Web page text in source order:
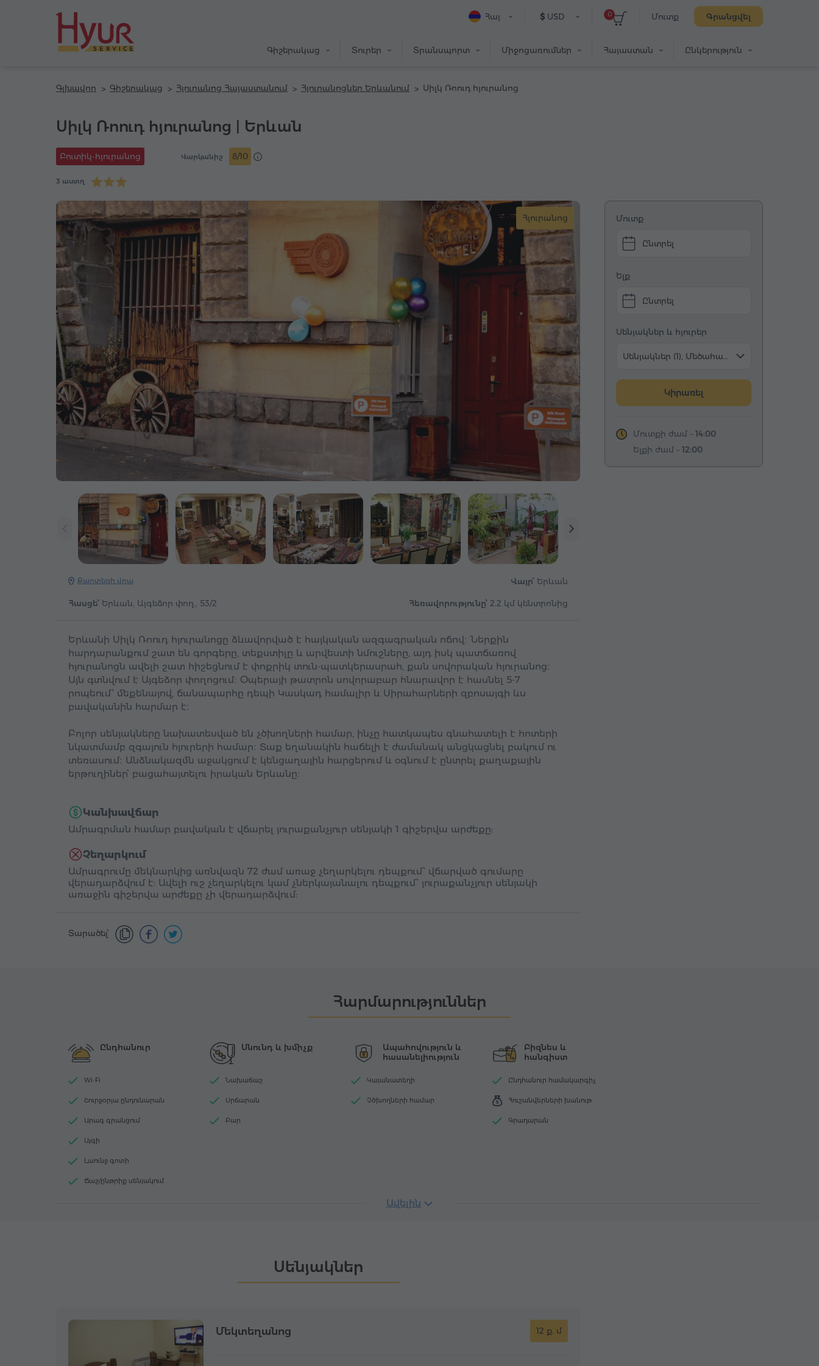
Մուտք Գրանցվել
0
$ USD
Հայ
Գիշերակաց Տուրեր Տրանսպորտ Միջոցառումներ Հայաստան Ընկերություն
Գլխավոր Գիշերակաց Հյուրանոց Հայաստանում Հյուրանոցներ Երևանում Սիլկ Ռոուդ հյուրանոց
Սիլկ Ռոուդ հյուրանոց | Երևան
Բուտիկ-հյուրանոց
3 աստղ
Վարկանիշ 8/10
Հյուրանոց
Քարտեզի վրա Վայր՝ Երևան
Հասցե՝ Երևան, Այգեձոր փող., 53/2 Հեռավորությունը՝ 2.2 կմ կենտրոնից
Երևանի Սիլկ Ռոուդ հյուրանոցը ձևավորված է հայկական ազգագրական ոճով։ Ներքին
հարդարանքում շատ են գորգերը, տեքստիլը և արվեստի նմուշները, այդ իսկ պատճառով
հյուրանոցն ավելի շատ հիշեցնում է փոքրիկ տուն-պատկերասրահ, քան սովորական հյուրանոց։
Այն գտնվում է Այգեձոր փողոցում։ Օպերայի թատրոն սովորաբար հնարավոր է հասնել 5-7
րոպեում՝ մեքենայով, ճանապարհը դեպի Կասկադ համալիր և Սիրահարների զբոսայգի ևս
բավականին հարմար է։
Բոլոր սենյակները նախատեսված են չծխողների համար, ինչը հատկապես գնահատելի է հոտերի
նկատմամբ զգայուն հյուրերի համար։ Տաք եղանակին հաճելի է ժամանակ անցկացնել բակում ու
տեռասում։ Անձնակազմն աջակցում է կենցաղային հարցերում և օգնում է ընտրել քաղաքային
երթուղիներ՝ բացահայտելու իրական Երևանը։
Կանխավճար
Ամրագրման համար բավական է վճարել յուրաքանչյուր սենյակի 1 գիշերվա արժեքը:
Չեղարկում
Ամրագրումը մեկնարկից առնվազն 72 ժամ առաջ չեղարկելու դեպքում՝ վճարված գումարը
վերադարձվում է: Ավելի ուշ չեղարկելու կամ չներկայանալու դեպքում՝ յուրաքանչյուր սենյակի
առաջին գիշերվա արժեքը չի վերադարձվում:
Տարածել՝
Մուտք
Ընտրել
Ելք
Ընտրել
Սենյակներ և հյուրեր
Սենյակներ (1), Մեծահասակ (2)
Կիրառել
Մուտքի ժամ – 14:00
Ելքի ժամ – 12:00
Հարմարություններ
Ընդհանուր
Wi-Fi
Շուրջօրյա ընդունարան
Արագ գրանցում
Այգի
Լաունջ գոտի
Ճաշ/ընթրիք սենյակում
Սնունդ և խմիչք
Նախաճաշ
Սրճարան
Բար
Ապահովություն և
հասանելիություն
Կայանատեղի
Չծխողների համար
Բիզնես և
հանգիստ
Ընդհանուր համակարգիչ
Հուշանվերների խանութ
Գրադարան
Ավելին
Սենյակներ
Մեկտեղանոց 12 ք. մ